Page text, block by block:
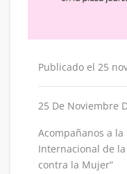
Publicado el 25
25 De Noviembre
Acompañanos a
Internacional de
contra la Mujer”